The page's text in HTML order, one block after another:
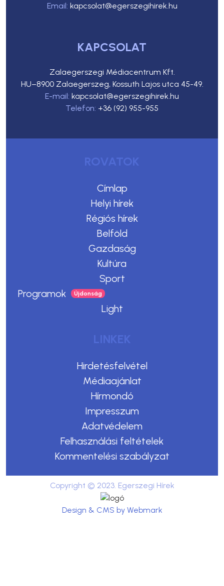
Email: kapcsolat@egerszegihirek.hu
KAPCSOLAT
Zalaegerszegi Médiacentrum Kft.
HU–8900 Zalaegerszeg, Kossuth Lajos utca 45-49.
E-mail: kapcsolat@egerszegihirek.hu
Telefon: +36 (92) 955-955
ROVATOK
Címlap
Helyi hírek
Régiós hírek
Belföld
Gazdaság
Kultúra
Sport
Programok
Light
LINKEK
Hirdetésfelvétel
Médiaajánlat
Hírmondó
Impresszum
Adatvédelem
Felhasználási feltételek
Kommentelési szabályzat
Copyright © 2023. Egerszegi Hírek
Design & CMS by Webmark